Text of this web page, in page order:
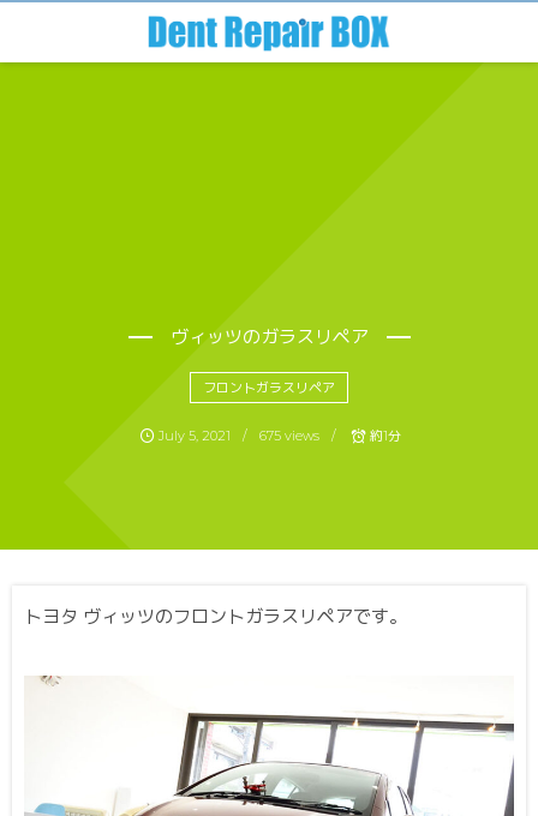
ヴィッツのガラスリペア
フロントガラスリペア
July 5, 2021 675 views 約1分
トヨタ ヴィッツのフロントガラスリペアです。